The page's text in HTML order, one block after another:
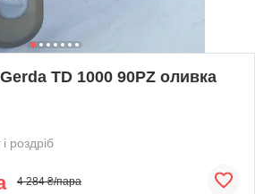
TD 1000 90PZ оливка
роздріб
4 284 ₴/пара